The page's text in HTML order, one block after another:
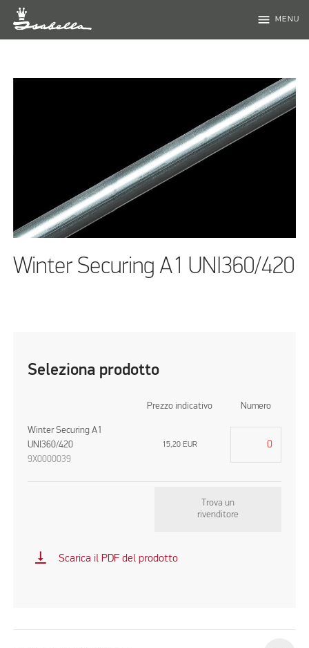
menu MENU
Winter Securing A1 UNI360/420
Seleziona prodotto
Prezzo indicativo Numero
Winter Securing A1
UNI360/420
9X0000039
15,20 EUR
Trova un
rivenditore
vertical_align_bottom Scarica il PDF del prodotto